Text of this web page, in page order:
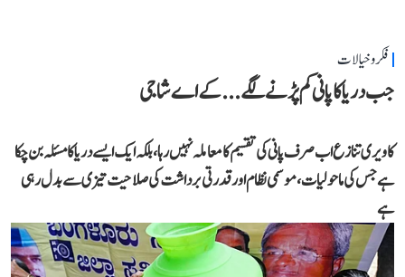
فکر و خیالات
جب دریا کا پانی کم پڑنے لگے...کے اے شاجی
کاویری تنازع اب صرف پانی کی تقسیم کا معاملہ نہیں رہا، بلکہ ایک ایسے دریا کا مسئلہ بن چکا
ہے جس کی ماحولیات، موسمی نظام اور قدرتی برداشت کی صلاحیت تیزی سے بدل رہی
ہے